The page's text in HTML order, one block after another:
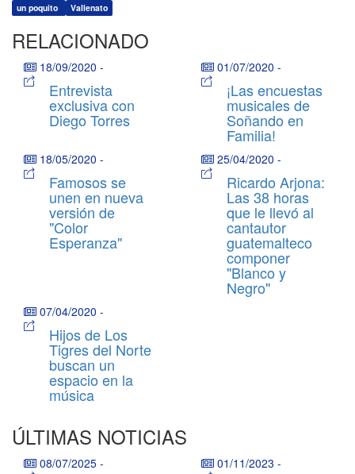
un poquito
Vallenato
RELACIONADO
18/09/2020 -
Entrevista
exclusiva con
Diego Torres
01/07/2020 -
¡Las encuestas
musicales de
Soñando en
Familia!
18/05/2020 -
Famosos se
unen en nueva
versión de
"Color
Esperanza"
25/04/2020 -
Ricardo Arjona:
Las 38 horas
que le llevó al
cantautor
guatemalteco
componer
"Blanco y
Negro"
07/04/2020 -
Hijos de Los
Tigres del Norte
buscan un
espacio en la
música
ÚLTIMAS NOTICIAS
08/07/2025 - 01/11/2023 -